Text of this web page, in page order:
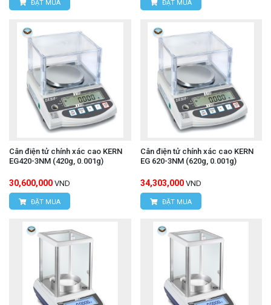
ĐẶT MUA ĐẶT MUA
Cân điện tử chính xác cao KERN
EG420-3NM (420g, 0.001g)
30,600,000 VND
ĐẶT MUA
Cân điện tử chính xác cao KERN
EG 620-3NM (620g, 0.001g)
34,303,000 VND
ĐẶT MUA